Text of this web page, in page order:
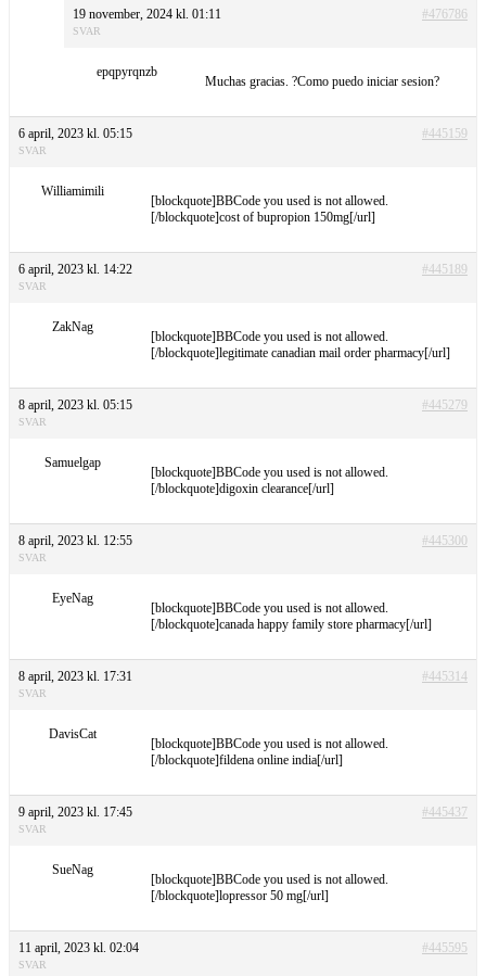
19 november, 2024 kl. 01:11 #476786
SVAR
epqpyrqnzb
Muchas gracias. ?Como puedo iniciar sesion?
6 april, 2023 kl. 05:15 #445159
SVAR
Williamimili
[blockquote]BBCode you used is not allowed.
[/blockquote]cost of bupropion 150mg[/url]
6 april, 2023 kl. 14:22 #445189
SVAR
ZakNag
[blockquote]BBCode you used is not allowed.
[/blockquote]legitimate canadian mail order pharmacy[/url]
8 april, 2023 kl. 05:15 #445279
SVAR
Samuelgap
[blockquote]BBCode you used is not allowed.
[/blockquote]digoxin clearance[/url]
8 april, 2023 kl. 12:55 #445300
SVAR
EyeNag
[blockquote]BBCode you used is not allowed.
[/blockquote]canada happy family store pharmacy[/url]
8 april, 2023 kl. 17:31 #445314
SVAR
DavisCat
[blockquote]BBCode you used is not allowed.
[/blockquote]fildena online india[/url]
9 april, 2023 kl. 17:45 #445437
SVAR
SueNag
[blockquote]BBCode you used is not allowed.
[/blockquote]lopressor 50 mg[/url]
11 april, 2023 kl. 02:04 #445595
SVAR